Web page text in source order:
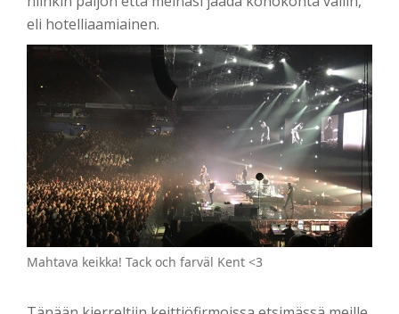
eli hotelliaamiainen.
Mahtava keikka! Tack och farväl Kent <3